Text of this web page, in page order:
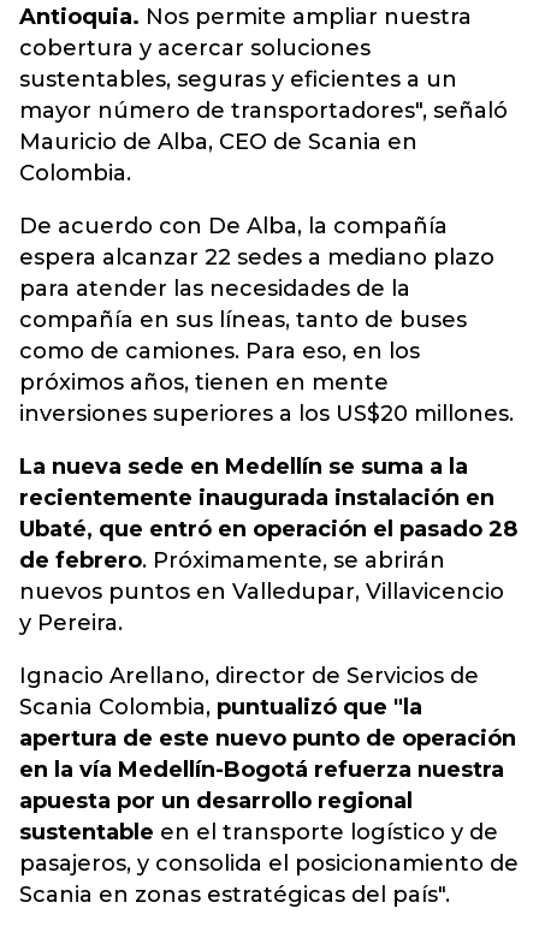
Antioquia. Nos permite ampliar nuestra
cobertura y acercar soluciones
sustentables, seguras y eficientes a un
mayor número de transportadores", señaló
Mauricio de Alba, CEO de Scania en
Colombia.
De acuerdo con De Alba, la compañía
espera alcanzar 22 sedes a mediano plazo
para atender las necesidades de la
compañía en sus líneas, tanto de buses
como de camiones. Para eso, en los
próximos años, tienen en mente
inversiones superiores a los US$20 millones.
La nueva sede en Medellín se suma a la
recientemente inaugurada instalación en
Ubaté, que entró en operación el pasado 28
de febrero. Próximamente, se abrirán
nuevos puntos en Valledupar, Villavicencio
y Pereira.
Ignacio Arellano, director de Servicios de
Scania Colombia, puntualizó que "la
apertura de este nuevo punto de operación
en la vía Medellín-Bogotá refuerza nuestra
apuesta por un desarrollo regional
sustentable en el transporte logístico y de
pasajeros, y consolida el posicionamiento de
Scania en zonas estratégicas del país".